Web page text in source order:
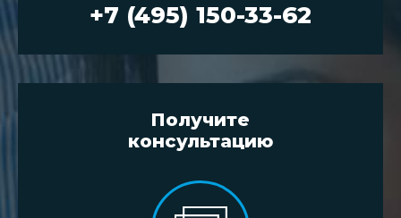
+7 (495) 150-33-62
Получите
консультацию